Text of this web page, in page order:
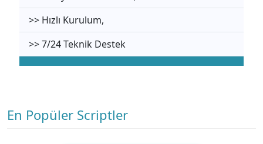
>> Hızlı Kurulum,
>> 7/24 Teknik Destek
En Popüler Scriptler